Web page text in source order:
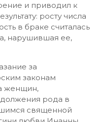
и приводил к
росту числа
в браке считалась
нарушившая ее,
за
законам
женщин,
рода в
священной